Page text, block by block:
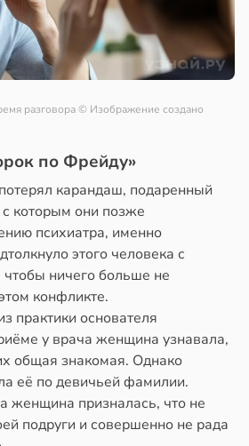
разговора© Изображение создано
по Фрейду»
карандаш, подаренный
которым они позже
психиатра, именно
этого человека с
чтобы ничего больше не
конфликте.
практики основателя
у врача женщина узнавала,
общая знакомая. Однако
её по девичьей фамилии.
женщина призналась, что не
подруги и совершенно не рада